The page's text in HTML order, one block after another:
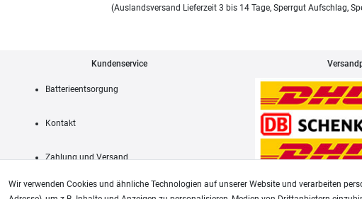
(Auslandsversand Lieferzeit 3 bis 14 Tage, Sperrgut Aufschlag,
Kundenservice
Batterieentsorgung
Kontakt
Zahlung und Versand
Wir verwenden Cookies und ähnliche Technologien auf unserer Website und verarbeiten